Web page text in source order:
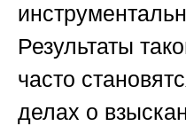
Результаты
часто
делах о